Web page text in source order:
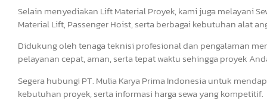
Selain menyediakan Lift Material Proyek, kami juga melayani
Material Lift, Passenger Hoist, serta berbagai kebutuhan alat
Didukung oleh tenaga teknisi profesional dan pengalaman
pelayanan cepat, aman, serta tepat waktu sehingga proyek
Segera hubungi PT. Mulia Karya Prima Indonesia untuk
kebutuhan proyek, serta informasi harga sewa yang kompetitif.